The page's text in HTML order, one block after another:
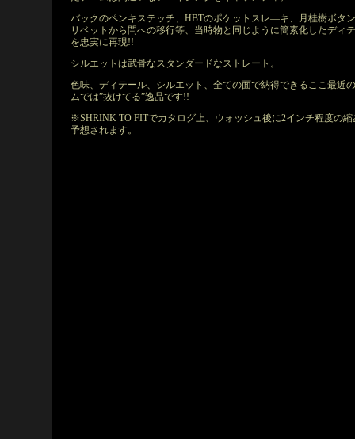
バックのペンキステッチ、HBTのポケットスレ―キ、月桂樹ボタ
リベットから閂への移行等、当時物と同じように簡素化したディ
を忠実に再現!!
シルエットは武骨なスタンダードなストレート。
色味、ディテール、シルエット、全ての面で納得できるここ最近
ムでは”抜けてる”逸品です!!
※SHRINK TO FITでカタログ上、ウォッシュ後に2インチ程度の縮
予想されます。